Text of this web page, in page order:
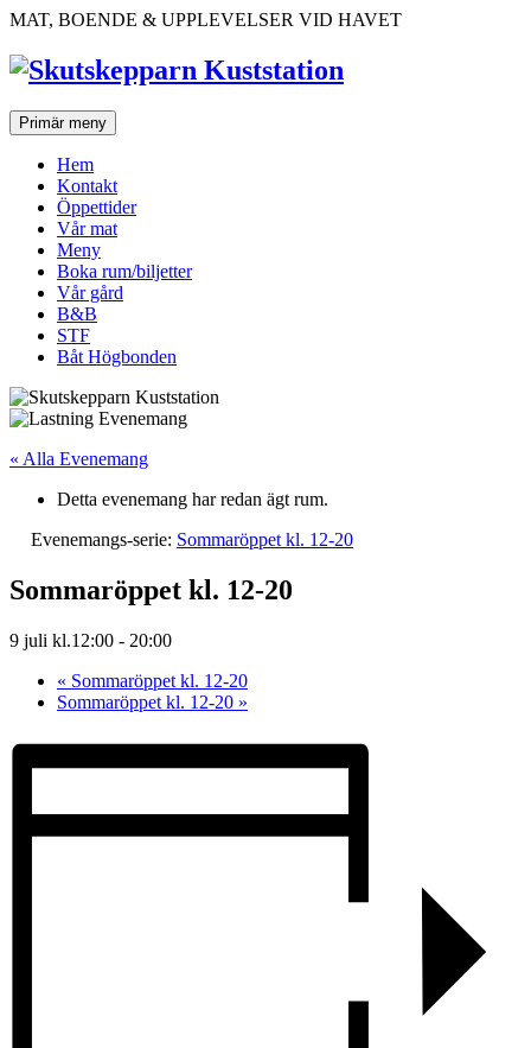
Hoppa
innehåll
MAT, BOENDE & UPPLEVELSER VID HAVET
Primär meny
Hem
Kontakt
Öppettider
Vår mat
Meny
Boka rum/biljetter
Vår gård
B&B
STF
Båt Högbonden
« Alla Evenemang
Detta evenemang har redan ägt rum.
Evenemangs-serie: Sommaröppet kl. 12-20
Sommaröppet kl. 12-20
9 juli kl.12:00 - 20:00
« Sommaröppet kl. 12-20
Sommaröppet kl. 12-20 »